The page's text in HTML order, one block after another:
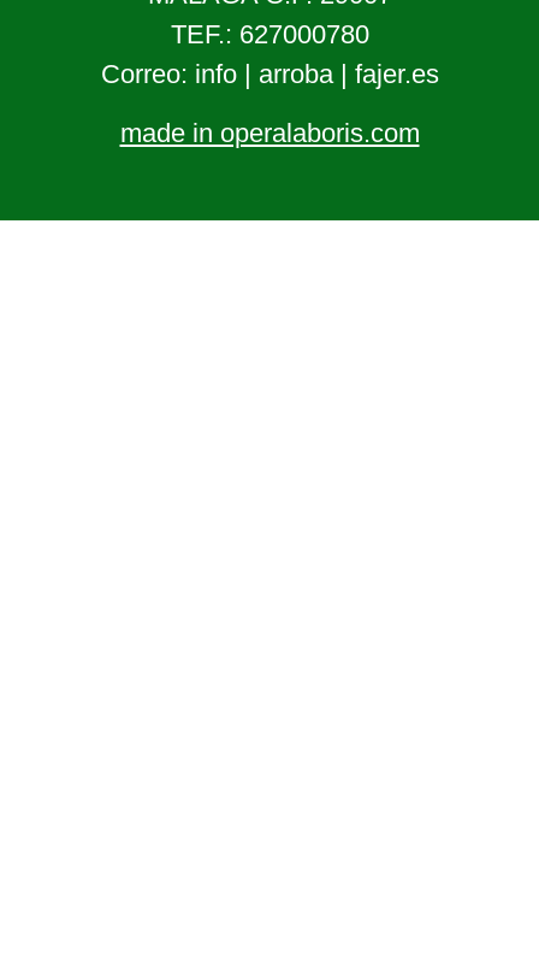
TEF.: 627000780
Correo: info | arroba | fajer.es
made in operalaboris.com